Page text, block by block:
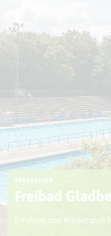
ATTRAKTION
Freibad
Erholung und Wasserspaß